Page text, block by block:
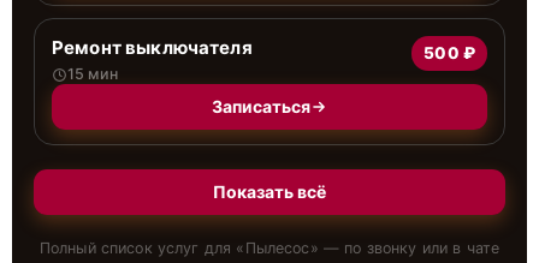
Ремонт выключателя
15 мин
500 ₽
Записаться
Показать всё
Полный список услуг для « Пылесос » — по звонку или в чате